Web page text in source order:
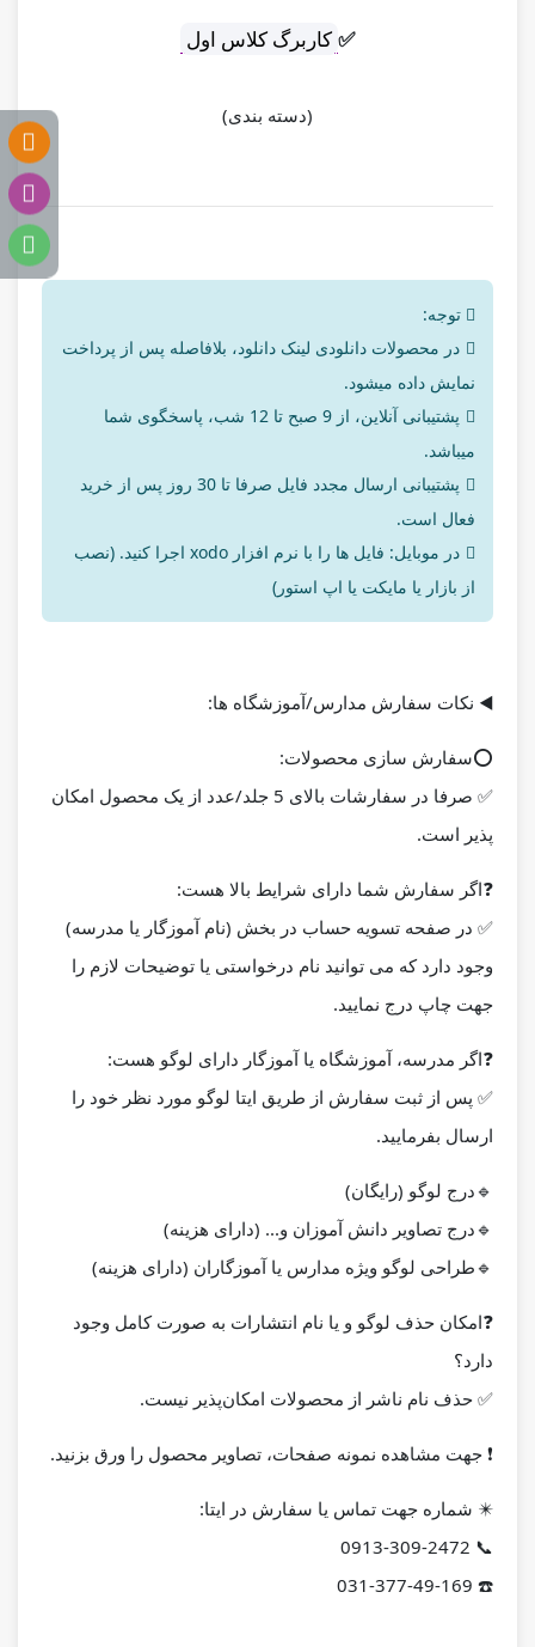
✅ کاربرگ کلاس اول
(دسته بندی)
توجه:
در محصولات دانلودی لینک دانلود، بلافاصله پس از پرداخت
نمایش داده میشود.
پشتیبانی آنلاین، از 9 صبح تا 12 شب، پاسخگوی شما
میباشد.
پشتیبانی ارسال مجدد فایل صرفا تا 30 روز پس از خرید
فعال است.
در موبایل: فایل ها را با نرم افزار xodo اجرا کنید. (نصب
از بازار یا مایکت یا اپ استور)
◀️ نکات سفارش مدارس/آموزشگاه ها:
⭕️سفارش سازی محصولات:
✅ صرفا در سفارشات بالای 5 جلد/عدد از یک محصول امکان
پذیر است.
❓اگر سفارش شما دارای شرایط بالا هست:
✅ در صفحه تسویه حساب در بخش (نام آموزگار یا مدرسه)
وجود دارد که می توانید نام درخواستی یا توضیحات لازم را
جهت چاپ درج نمایید.
❓اگر مدرسه، آموزشگاه یا آموزگار دارای لوگو هست:
✅ پس از ثبت سفارش از طریق ایتا لوگو مورد نظر خود را
ارسال بفرمایید.
🔹درج لوگو (رایگان)
🔹درج تصاویر دانش آموزان و... (دارای هزینه)
🔹طراحی لوگو ویژه مدارس یا آموزگاران (دارای هزینه)
❓امکان حذف لوگو و یا نام انتشارات به صورت کامل وجود
دارد؟
✅ حذف نام ناشر از محصولات امکان‌پذیر نیست.
❗️ جهت مشاهده نمونه صفحات، تصاویر محصول را ورق بزنید.
✴️ شماره جهت تماس یا سفارش در ایتا:
📞 0913-309-2472
☎️ 031-377-49-169